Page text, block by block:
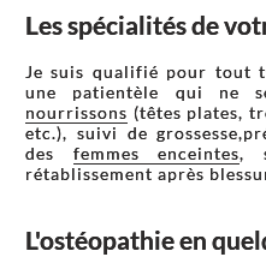
Les spécialités de
Je suis qualifié pour tout
une patientèle qui ne
nourrissons (têtes plates,
etc.), suivi de
des femmes enceintes,
rétablissement après
L'ostéopathie en